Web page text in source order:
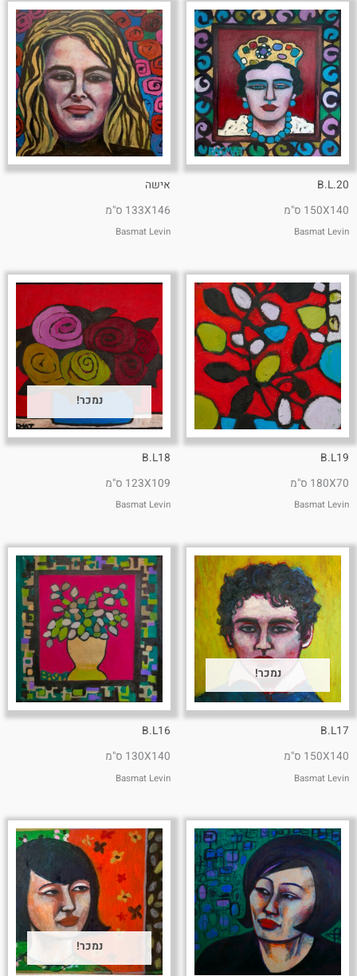
B.L.20
150X140 ס"מ
Basmat Levin
אישה
133X146 ס"מ
Basmat Levin
B.L19
180X70 ס"מ
Basmat Levin
נמכר!
B.L18
123X109 ס"מ
Basmat Levin
נמכר!
B.L17
150X140 ס"מ
Basmat Levin
B.L16
130X140 ס"מ
Basmat Levin
נמכר!